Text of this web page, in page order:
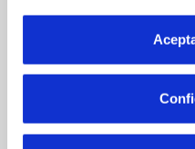
por tanto no se pueden
más información en nuestra